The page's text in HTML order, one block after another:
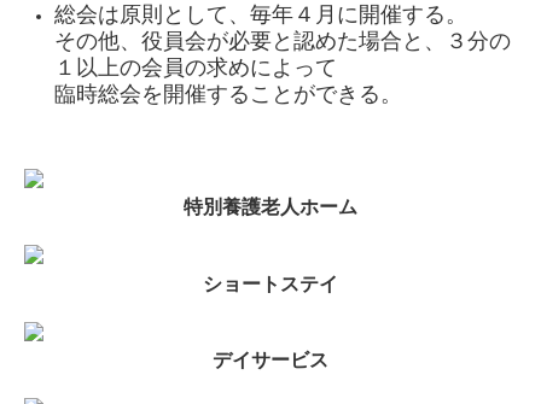
総会は原則として、毎年４月に開催する。
その他、役員会が必要と認めた場合と、３分の
１以上の会員の求めによって
臨時総会を開催することができる。
特別養護老人ホーム
ショートステイ
デイサービス